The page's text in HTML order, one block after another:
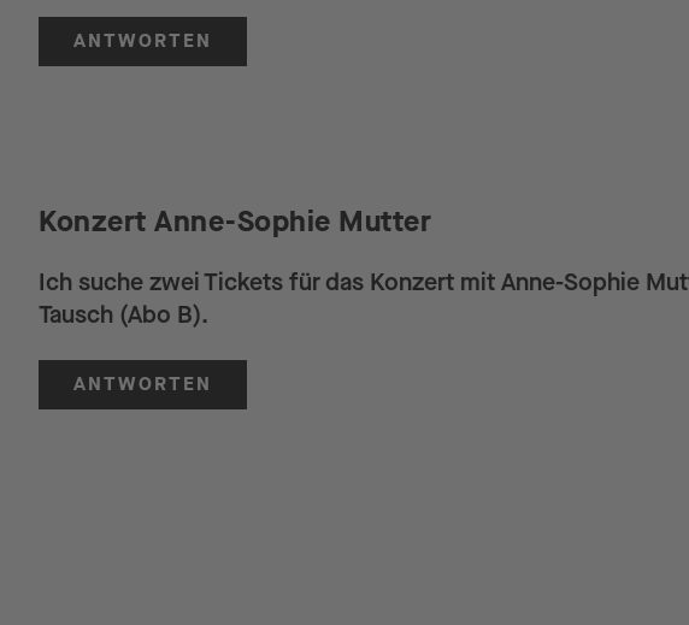
ANTWORTEN
Konzert Anne-Sophie Mutter
Ich suche zwei Tickets für das Konzert mit Anne-Sophie
Tausch (Abo B).
ANTWORTEN